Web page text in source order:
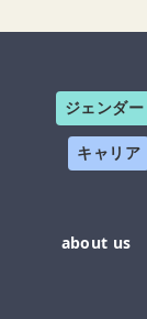
ジェンダー
キャリア
about us